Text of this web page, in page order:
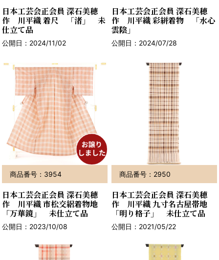
日本工芸会正会員 深石美穂
作 川平織 着尺 「渚」 未
仕立て品
公開日：2024/11/02
日本工芸会正会員 深石美穂
作 川平織 彩絣着物 「水心
雲陰」
公開日：2024/07/28
商品番号：3954
日本工芸会正会員 深石美穂
作 川平織 市松交絽着物地
「万華鏡」 未仕立て品
公開日：2023/10/08
商品番号：2950
日本工芸会正会員 深石美穂
作 川平織 九寸名古屋帯地
「明り格子」 未仕立て品
公開日：2021/05/22